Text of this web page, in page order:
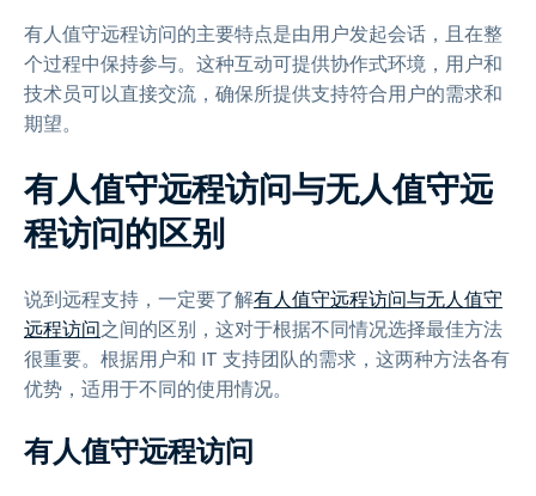
有人值守远程访问的主要特点是由用户发起会话，且在整
个过程中保持参与。这种互动可提供协作式环境，用户和
技术员可以直接交流，确保所提供支持符合用户的需求和
期望。
有人值守远程访问与无人值守远
程访问的区别
说到远程支持，一定要了解有人值守远程访问与无人值守
远程访问之间的区别，这对于根据不同情况选择最佳方法
很重要。根据用户和 IT 支持团队的需求，这两种方法各有
优势，适用于不同的使用情况。
有人值守远程访问